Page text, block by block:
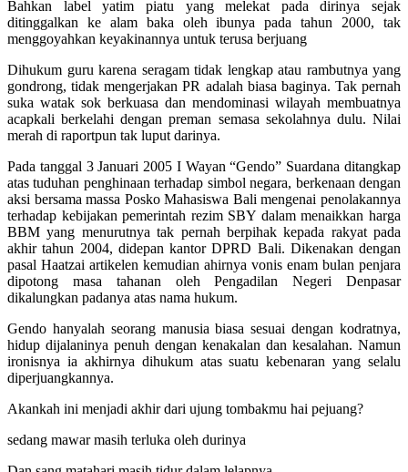
Bahkan label yatim piatu yang melekat pada dirinya sejak
ditinggalkan ke alam baka oleh ibunya pada tahun 2000, tak
menggoyahkan keyakinannya untuk terusa berjuang
Dihukum guru karena seragam tidak lengkap atau rambutnya yang
gondrong, tidak mengerjakan PR adalah biasa baginya. Tak pernah
suka watak sok berkuasa dan mendominasi wilayah membuatnya
acapkali berkelahi dengan preman semasa sekolahnya dulu. Nilai
merah di raportpun tak luput darinya.
Pada tanggal 3 Januari 2005 I Wayan “Gendo” Suardana ditangkap
atas tuduhan penghinaan terhadap simbol negara, berkenaan dengan
aksi bersama massa Posko Mahasiswa Bali mengenai penolakannya
terhadap kebijakan pemerintah rezim SBY dalam menaikkan harga
BBM yang menurutnya tak pernah berpihak kepada rakyat pada
akhir tahun 2004, didepan kantor DPRD Bali. Dikenakan dengan
pasal Haatzai artikelen kemudian ahirnya vonis enam bulan penjara
dipotong masa tahanan oleh Pengadilan Negeri Denpasar
dikalungkan padanya atas nama hukum.
Gendo hanyalah seorang manusia biasa sesuai dengan kodratnya,
hidup dijalaninya penuh dengan kenakalan dan kesalahan. Namun
ironisnya ia akhirnya dihukum atas suatu kebenaran yang selalu
diperjuangkannya.
Akankah ini menjadi akhir dari ujung tombakmu hai pejuang?
sedang mawar masih terluka oleh durinya